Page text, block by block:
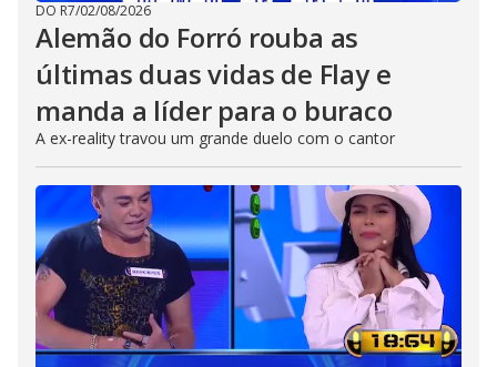
DO R7/02/08/2026
Alemão do Forró rouba as
últimas duas vidas de Flay e
manda a líder para o buraco
A ex-reality travou um grande duelo com o cantor